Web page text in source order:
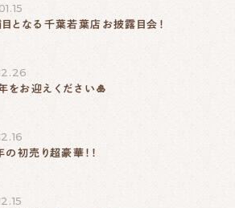
となる千葉若葉店お披露目会！
をお迎えください🎍
初売り超豪華！！